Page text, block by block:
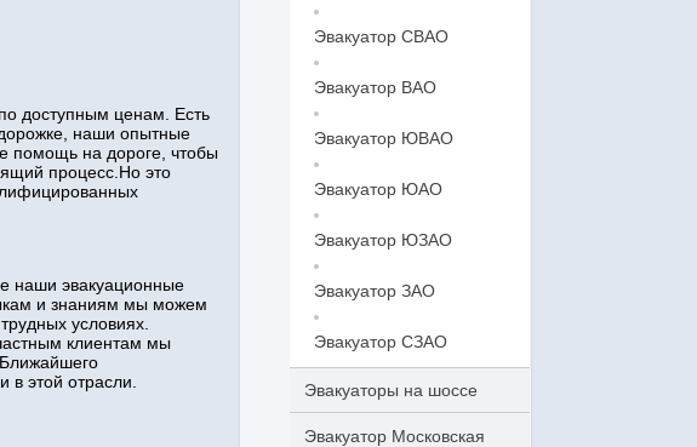
доступным ценам. Есть
наши опытные
помощь на дороге, чтобы
процесс.Но это
наши эвакуационные
и знаниям мы можем
условиях.
клиентам мы
этой отрасли.
Эвакуатор СВАО
Эвакуатор ВАО
Эвакуатор ЮВАО
Эвакуатор ЮАО
Эвакуатор ЮЗАО
Эвакуатор ЗАО
Эвакуатор СЗАО
Эвакуаторы на шоссе
Эвакуатор Московская